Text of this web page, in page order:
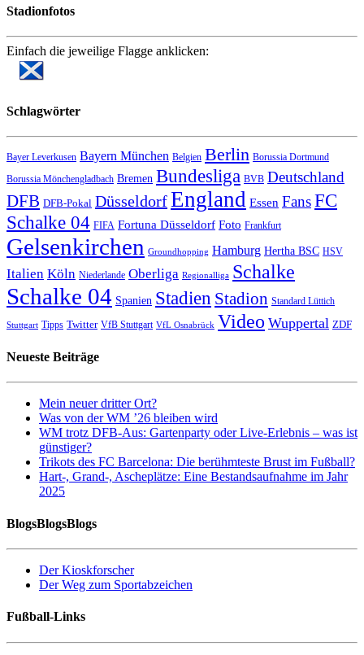
Stadionfotos
Einfach die jeweilige Flagge anklicken:
Schlagwörter
Bayer Leverkusen Bayern München Belgien Berlin Borussia Dortmund
Borussia Mönchengladbach Bremen Bundesliga BVB Deutschland
DFB DFB-Pokal DüsseldorfEngland Essen FansFC
Schalke 04 FIFA Fortuna Düsseldorf Foto Frankfurt
Gelsenkirchen Groundhopping Hamburg Hertha BSC HSV
Italien Köln Niederlande Oberliga Regionalliga Schalke
Schalke 04 Spanien Stadien Stadion Standard Lüttich
Stuttgart Tipps Twitter VfB Stuttgart VfL Osnabrück Video Wuppertal ZDF
Neueste Beiträge
Mein neuer dritter Ort?
Was von der WM ’26 bleiben wird
WM trotz DFB-Aus: Gartenparty oder Live-Erlebnis – was ist
günstiger?
Trikots des FC Barcelona: Die berühmteste Brust im Fußball?
Hart-, Grand-, Ascheplätze: Eine Bestandsaufnahme im Jahr
2025
BlogsBlogsBlogs
Der Kioskforscher
Der Weg zum Sportabzeichen
Fußball-Links